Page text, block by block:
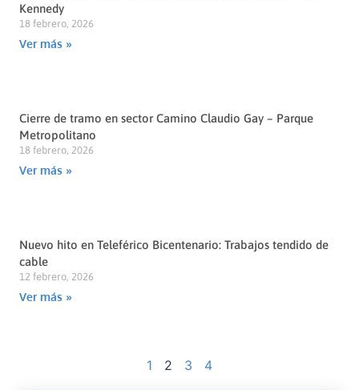
Kennedy
18 febrero, 2026
Ver más »
Cierre de tramo en sector Camino Claudio Gay – Parque
Metropolitano
18 febrero, 2026
Ver más »
Nuevo hito en Teleférico Bicentenario: Trabajos tendido de
cable
12 febrero, 2026
Ver más »
1 2 3 4